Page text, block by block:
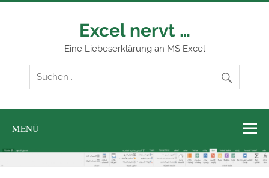
Zum
Excel nervt …
Eine Liebeserklärung an MS Excel
MENÜ